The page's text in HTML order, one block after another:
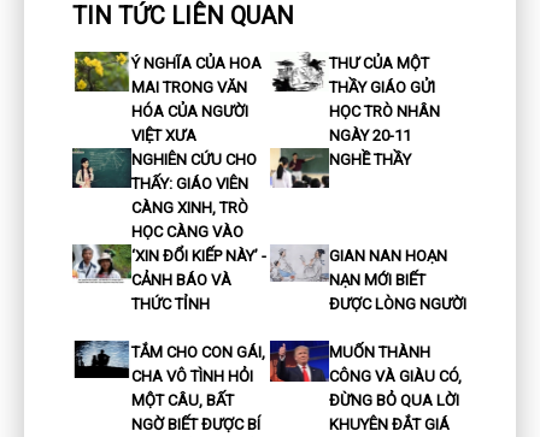
TIN TỨC LIÊN QUAN
Ý NGHĨA CỦA HOA
MAI TRONG VĂN
HÓA CỦA NGƯỜI
VIỆT XƯA
THƯ CỦA MỘT
THẦY GIÁO GỬI
HỌC TRÒ NHÂN
NGÀY 20-11
NGHIÊN CỨU CHO
THẤY: GIÁO VIÊN
CÀNG XINH, TRÒ
HỌC CÀNG VÀO
NGHỀ THẦY
‘XIN ĐỔI KIẾP NÀY’ -
CẢNH BÁO VÀ
THỨC TỈNH
GIAN NAN HOẠN
NẠN MỚI BIẾT
ĐƯỢC LÒNG NGƯỜI
TẮM CHO CON GÁI,
CHA VÔ TÌNH HỎI
MỘT CÂU, BẤT
NGỜ BIẾT ĐƯỢC BÍ
MUỐN THÀNH
CÔNG VÀ GIÀU CÓ,
ĐỪNG BỎ QUA LỜI
KHUYÊN ĐẮT GIÁ